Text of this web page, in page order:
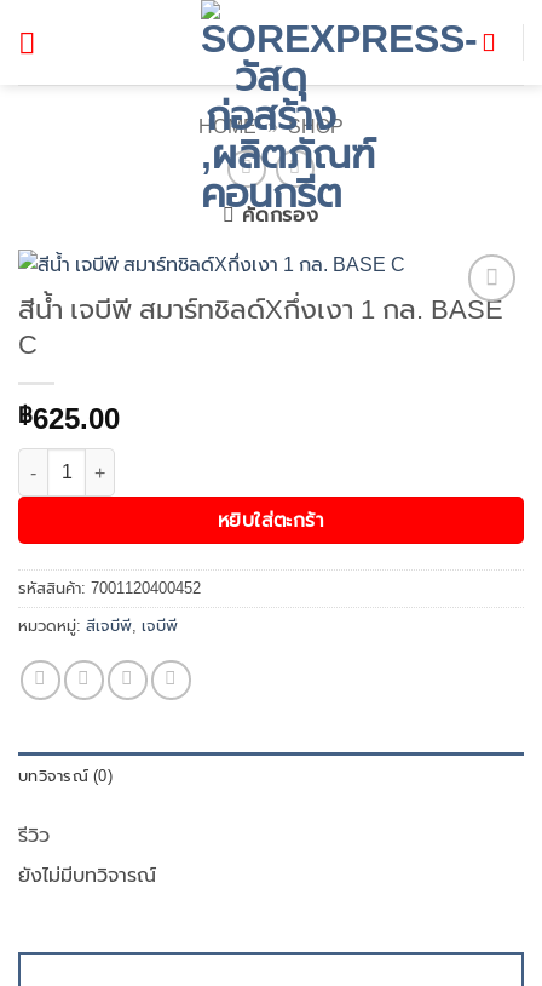
HOME » SHOP
คัดกรอง
Add to
สีน้ำ เจบีพี สมาร์ทชิลด์Xกึ่งเงา 1 กล. BASE
C
฿625.00
จำนวน สีน้ำ เจบีพี สมาร์ทชิลด์Xกึ่งเงา 1 กล. BASE C ชิ้น
หยิบใส่ตะกร้า
รหัสสินค้า: 7001120400452
หมวดหมู่: สีเจบีพี, เจบีพี
บทวิจารณ์ (0)
รีวิว
ยังไม่มีบทวิจารณ์